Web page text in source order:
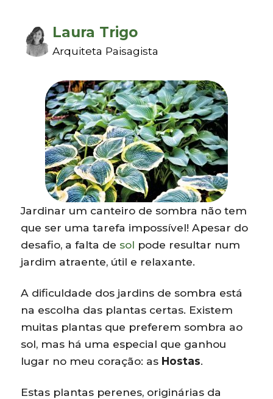
Laura Trigo
Arquiteta Paisagista
Jardinar um canteiro de sombra não tem
que ser uma tarefa impossível! Apesar do
desafio, a falta de sol pode resultar num
jardim atraente, útil e relaxante.
A dificuldade dos jardins de sombra está
na escolha das plantas certas. Existem
muitas plantas que preferem sombra ao
sol, mas há uma especial que ganhou
lugar no meu coração: as Hostas.
Estas plantas perenes, originárias da